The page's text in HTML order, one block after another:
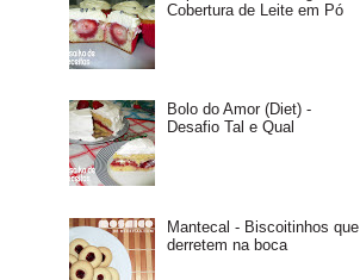
Cobertura de Leite em Pó
Bolo do Amor (Diet) -
Desafio Tal e Qual
Mantecal - Biscoitinhos que
derretem na boca